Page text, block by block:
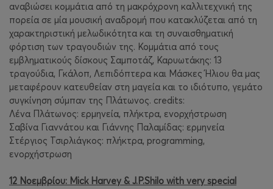
αναβιώσει κομμάτια από τη μακρόχρονη καλλιτεχνική της
πορεία σε μία μουσική αναδρομή που κατακλύζεται από τη
χαρακτηριστική μελωδικότητα και τη συναισθηματική
φόρτιση των τραγουδιών της. Κομμάτια από τους
εμβληματικούς δίσκους Σαμποτάζ, Καρυωτάκης: 13
τραγούδια, Γκάλοπ, Λεπιδόπτερα και Μάσκες Ήλιου θα μας
μεταφέρουν κατευθείαν στη μαγεία και το ιδιότυπο, γεμάτο
συγκίνηση σύμπαν της Πλάτωνος. credits:
Λένα Πλάτωνος: ερμηνεία, πλήκτρα, ενορχήστρωση
Σαβίνα Γιαννάτου και Γιάννης Παλαμίδας: ερμηνεία
Στέργιος Τσιρλιάγκος: πλήκτρα, programming,
ενορχήστρωση
12 Νοεμβρίου: Mick Harvey & J.P.Shilo with very special